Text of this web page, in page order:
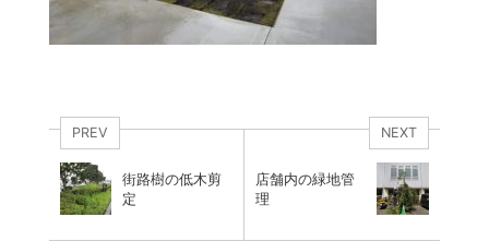
PREV
街路樹の低木剪
定
NEXT
店舗内の緑地管
理